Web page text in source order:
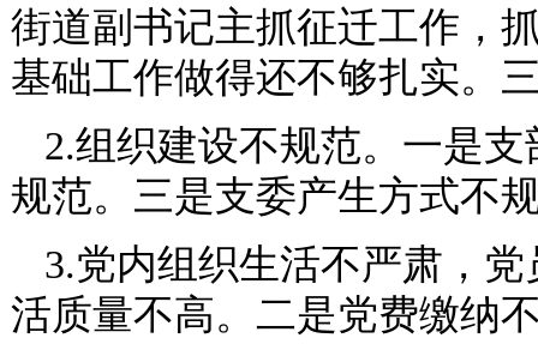
街道副书记主抓征迁工作，
基础工作做得还不够扎实。
2.组织建设不规范。一是
规范。三是支委产生方式不
3.党内组织生活不严肃，
活质量不高。二是党费缴纳